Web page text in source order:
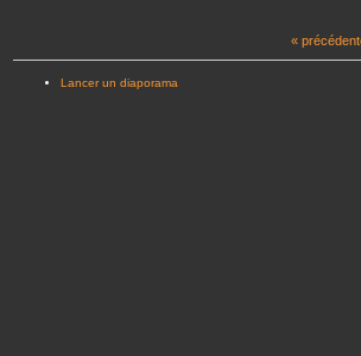
«
Lancer un diaporama